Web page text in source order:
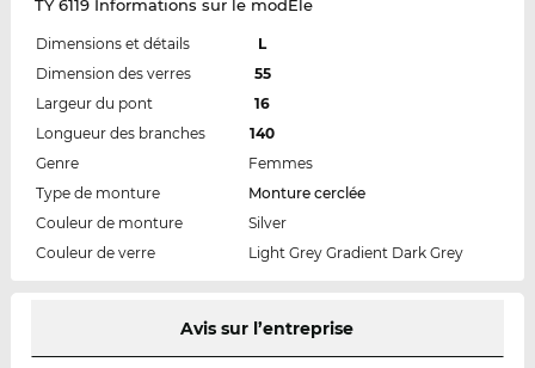
TY 6119 Informations sur le modÈle
Dimensions et détails
L
Dimension des verres
55
Largeur du pont
16
Longueur des branches
140
Genre
Femmes
Type de monture
Monture cerclée
Couleur de monture
Silver
Couleur de verre
Light Grey Gradient Dark Grey
Avis sur l’entreprise